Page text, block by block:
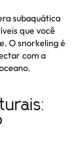
subaquática
que você
O snorkeling é
com a